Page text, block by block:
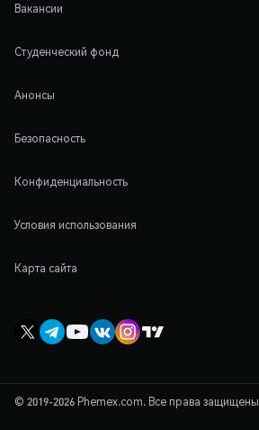
Вакансии
Студенческий фонд
Анонсы
Безопасность
Конфиденциальность
Условия использования
Карта сайта
© 2019-2026 Phemex.com. Все права защищены